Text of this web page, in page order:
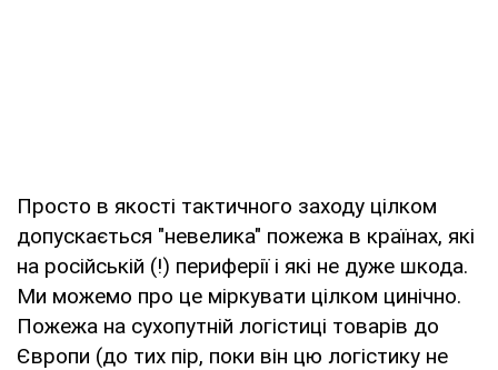
Просто в якості тактичного заходу цілком
допускається "невелика" пожежа в країнах, які
на російській (!) периферії і які не дуже шкода.
Ми можемо про це міркувати цілком цинічно.
Пожежа на сухопутній логістиці товарів до
Європи (до тих пір, поки він цю логістику не